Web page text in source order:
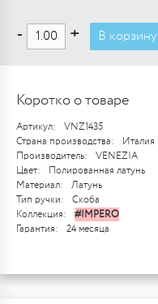
- + В корзину
Коротко о товаре
Артикул:
VNZ1435
Страна производства:
Италия
Производитель:
VENEZIA
Цвет:
Полированная латунь
Материал:
Латунь
Тип ручки:
Скоба
Коллекция:
#IMPERO
Гарантия:
24 месяца